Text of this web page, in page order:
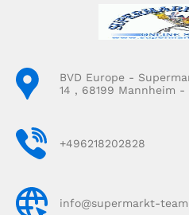
BVD Europe -
14 , 68199 Mannheim
+496218202828
info@supermarkt-